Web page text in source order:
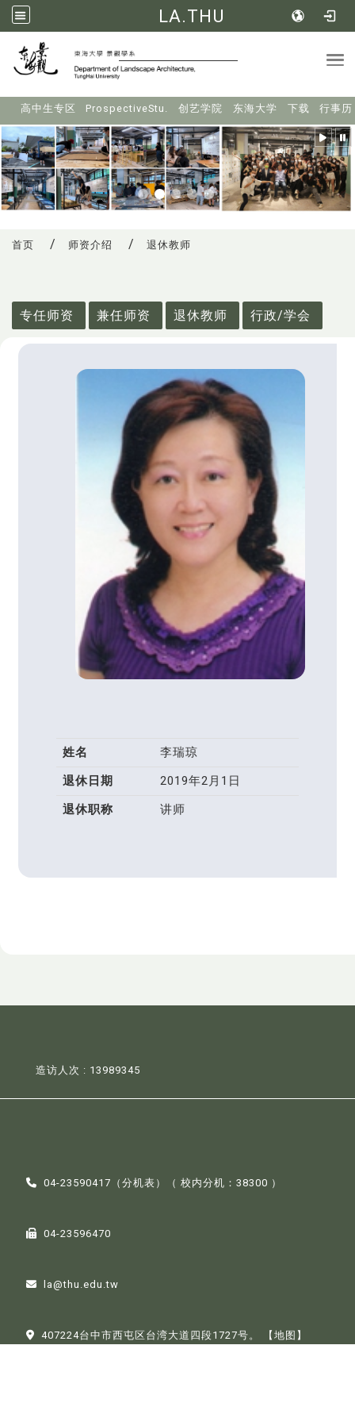
LA.THU
高中生专区 ProspectiveStu. 创艺学院 东海大学 下载 行事历
首页 师资介绍 退休教师
专任师资
兼任师资 退休教师 行政/学会
姓名
李瑞琼
退休日期
2019年2月1日
退休职称
讲师
造访人次 : 13989345
04-23590417（分机表 ）（ 校内分机：38300 ）
04-23596470
la@thu.edu.tw
407224台中市西屯区台湾大道四段1727号。 【地图】